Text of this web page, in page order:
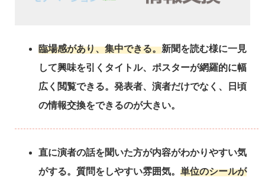
臨場感があり、集中できる。新聞を読む様に一見
して興味を引くタイトル、ポスターが網羅的に幅
広く閲覧できる。発表者、演者だけでなく、日頃
の情報交換をできるのが大きい。
直に演者の話を聞いた方が内容がわかりやすい気
がする。質問をしやすい雰囲気。 単位のシールが